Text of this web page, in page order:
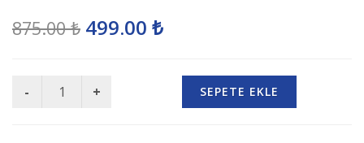
875.00 ₺ 499.00 ₺
SEPETE EKLE